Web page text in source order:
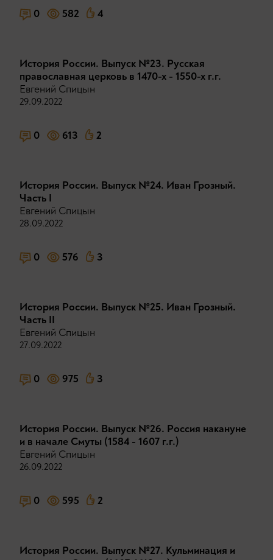
0 582 4
История России. Выпуск №23. Русская
православная церковь в 1470-х - 1550-х г.г.
Евгений Спицын
29.09.2022
0 613 2
История России. Выпуск №24. Иван Грозный.
Часть I
Евгений Спицын
28.09.2022
0 576 3
История России. Выпуск №25. Иван Грозный.
Часть II
Евгений Спицын
27.09.2022
0 975 3
История России. Выпуск №26. Россия накануне
и в начале Смуты (1584 - 1607 г.г.)
Евгений Спицын
26.09.2022
0 595 2
История России. Выпуск №27. Кульминация и